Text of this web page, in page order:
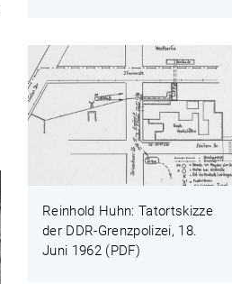
Reinhold Huhn: Tatortskizze
der DDR-Grenzpolizei, 18.
Juni 1962 (PDF)